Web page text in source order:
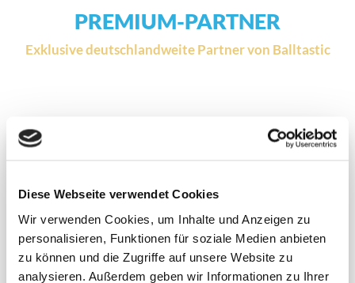
Diese Webseite verwendet Cookies
Wir verwenden Cookies, um Inhalte und Anzeigen zu
personalisieren, Funktionen für soziale Medien anbieten
zu können und die Zugriffe auf unsere Website zu
analysieren. Außerdem geben wir Informationen zu Ihrer
PREMIUM-PARTNER
Exklusive deutschlandweite Partner von Balltastic
Derbystar und Balltastic stehen für Qualität und
Leidenschaft im Sport. Gemeinsam schaffen wir Momente,
in denen Kinder mit Freude ihre Begeisterung für
Bewegung entdecken.